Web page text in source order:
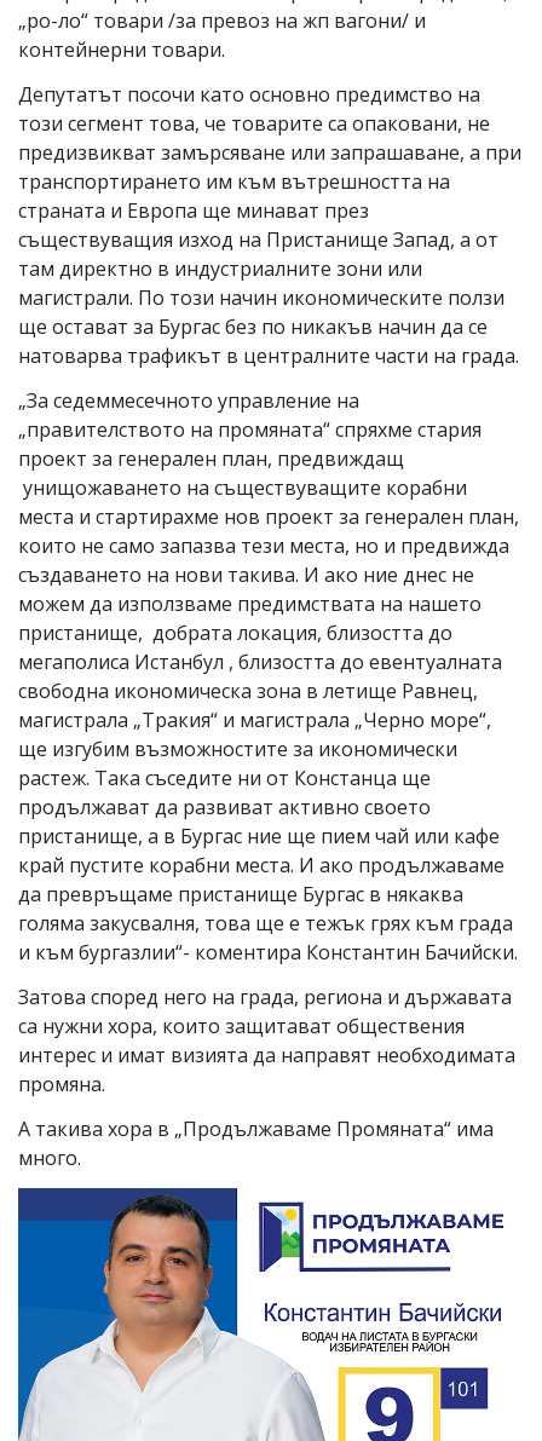
„ро-ло“ товари /за превоз на жп вагони/ и
контейнерни товари.
Депутатът посочи като основно предимство на
този сегмент това, че товарите са опаковани, не
предизвикват замърсяване или запрашаване, а при
транспортирането им към вътрешността на
страната и Европа ще минават през
съществуващия изход на Пристанище Запад, а от
там директно в индустриалните зони или
магистрали. По този начин икономическите ползи
ще остават за Бургас без по никакъв начин да се
натоварва трафикът в централните части на града.
„За седеммесечното управление на
„правителството на промяната“ спряхме стария
проект за генерален план, предвиждащ
унищожаването на съществуващите корабни
места и стартирахме нов проект за генерален план,
които не само запазва тези места, но и предвижда
създаването на нови такива. И ако ние днес не
можем да използваме предимствата на нашето
пристанище, добрата локация, близостта до
мегаполиса Истанбул , близостта до евентуалната
свободна икономическа зона в летище Равнец,
магистрала „Тракия“ и магистрала „Черно море“,
ще изгубим възможностите за икономически
растеж. Така съседите ни от Констанца ще
продължават да развиват активно своето
пристанище, а в Бургас ние ще пием чай или кафе
край пустите корабни места. И ако продължаваме
да превръщаме пристанище Бургас в някаква
голяма закусвалня, това ще е тежък грях към града
и към бургазлии“- коментира Константин Бачийски.
Затова според него на града, региона и държавата
са нужни хора, които защитават обществения
интерес и имат визията да направят необходимата
промяна.
А такива хора в „Продължаваме Промяната“ има
много.